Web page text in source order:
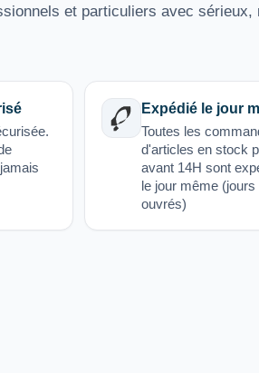
et particuliers avec
Expédié le jour
Toutes les
d'articles en stock
avant 14H sont
le jour même (jours
ouvrés)